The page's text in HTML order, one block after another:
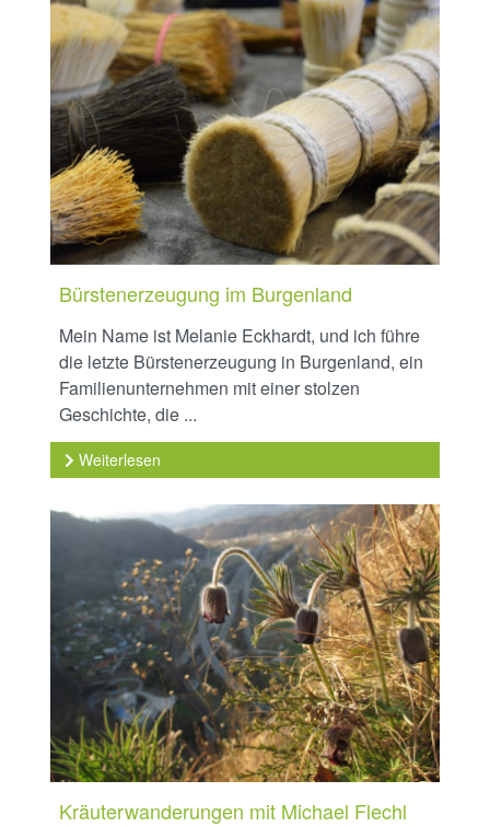
Bürstenerzeugung im Burgenland
Mein Name ist Melanie Eckhardt, und ich führe
die letzte Bürstenerzeugung in Burgenland, ein
Familienunternehmen mit einer stolzen
Geschichte, die ...
Weiterlesen
Kräuterwanderungen mit Michael Flechl